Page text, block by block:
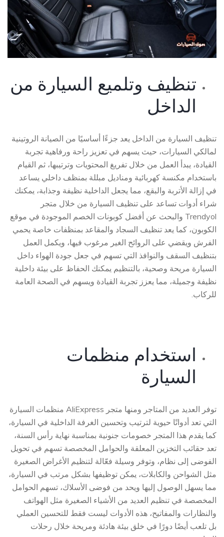
تنظيف وتلميع السيارة من
الداخل
تنظيف السيارة من الداخل يعد جزءًا أساسيًا من الصيانة الروتينية
لمالكي السيارات، حيث يسهم في تعزيز راحة ورفاهية تجربة
القيادة، يبدأ العمل من خلال تفريغ المحتويات وترتيبها، ثم القيام
باستخدام مكنسة كهربائية ومناديل مبللة بمنظف داخلي يساعد
في إزالة الأتربة والبقع، مما يجعل الداخلية نظيفة وجذابة، يمكنك
شراء أدوات تساعد على تنظيف السيارة من خلال متجر
Trendyol والبحث عن أفضل كوبونات الخصم الموجودة في موقع
الكوبون، كما يعد تنظيف السجاد والمقاعد بمنظفات خاصة يحمي
الفرش ويقضي على الروائح الغير مرغوب فيها، ويكمل العمل
بتنظيف السقف والنوافذ التي تسهم في جعل جودة الهواء داخل
السيارة مريحة وصحية، بالتنظيم يمكنك الحفاظ على بيئة داخلية
نظيفة وجميلة، مما يعزز تجربة القيادة ويسهم في الصحة العامة
للركاب.
استخدام منظمات
السيارة
توفر العديد من المتاجر ومنها متجر AliExpress منظمات السيارة
التي تعد أدواتًا حيوية لترتيب وتحسين الغرفة الداخلية في السيارة،
كما يقدم هذا المتجر خصومات جنونية بمناسبة نهاية رأس السنة،
تعد حقائب التخزين المعلقة والحوامل المخصصة تسهم في تحويل
الفوضى إلى نظام، وتوفر وسيلة فعّالة لتنظيم الأغراض الصغيرة
مثل الشواحن والكابلات، يمكن توظيفها بشكل مرتب في السيارة،
مما يسهل الوصول إليها ويحد من فوضى الأسلاك، تسهم الحوامل
المخصصة في تنظيم العديد من الأشياء الصغيرة مثل الهواتف
والنظارات والمفاتيح، هذه الأدوات ليست فقط للتحسين العملي
بل تلعب أيضًا دورًا في خلق بيئة هادئة ومريحة خلال رحلات